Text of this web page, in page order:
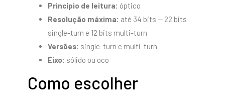
Princípio de leitura: óptico
Resolução máxima: até 34 bits — 22 bits
single-turn e 12 bits multi-turn
Versões: single-turn e multi-turn
Eixo: sólido ou oco
Como escolher